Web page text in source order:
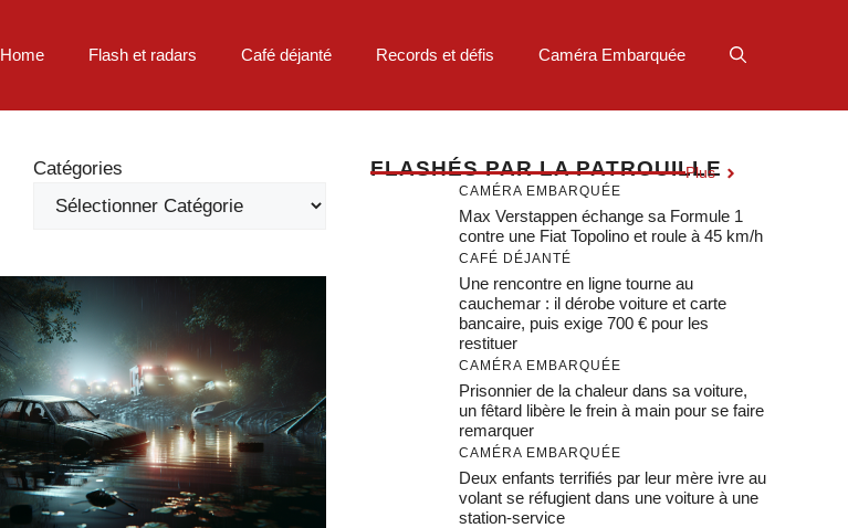
Home Flash et radars Café déjanté Records et défis Caméra Embarquée
Catégories FLASHÉS PAR LA PATROUILLE
Plus
CAMÉRA EMBARQUÉE
Max Verstappen échange sa Formule 1
contre une Fiat Topolino et roule à 45 km/h
CAFÉ DÉJANTÉ
Une rencontre en ligne tourne au
cauchemar : il dérobe voiture et carte
bancaire, puis exige 700 € pour les
restituer
CAMÉRA EMBARQUÉE
Prisonnier de la chaleur dans sa voiture,
un fêtard libère le frein à main pour se faire
remarquer
CAMÉRA EMBARQUÉE
Deux enfants terrifiés par leur mère ivre au
volant se réfugient dans une voiture à une
station-service